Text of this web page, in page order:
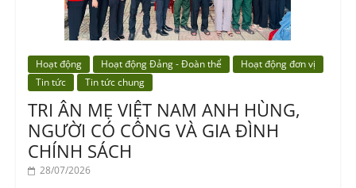
Hoạt động Hoạt động Đảng - Đoàn thể
Hoạt động đơn vị
Tin tức
Tin tức chung
TRI ÂN MẸ VIỆT NAM ANH HÙNG,
NGƯỜI CÓ CÔNG VÀ GIA ĐÌNH
CHÍNH SÁCH
28/07/2026